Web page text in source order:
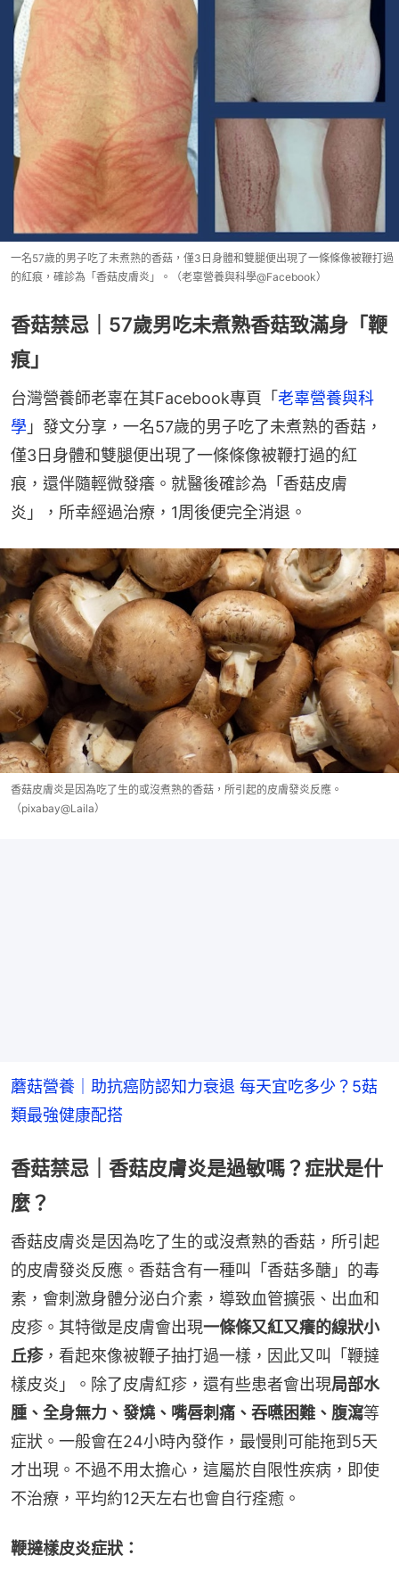
一名57歲的男子吃了未煮熟的香菇，僅3日身體和雙腿便出現了一條條像被鞭打過
的紅痕，確診為「香菇皮膚炎」。（老辜營養與科學@Facebook）
香菇禁忌｜57歲男吃未煮熟香菇致滿身「鞭
痕」
台灣營養師老辜在其Facebook專頁「 老辜營養與科
學 」發文分享，一名57歲的男子吃了未煮熟的香菇，
僅3日身體和雙腿便出現了一條條像被鞭打過的紅
痕，還伴隨輕微發癢。就醫後確診為「香菇皮膚
炎」，所幸經過治療，1周後便完全消退。
香菇皮膚炎是因為吃了生的或沒煮熟的香菇，所引起的皮膚發炎反應。
（pixabay@Laila）
蘑菇營養｜助抗癌防認知力衰退 每天宜吃多少？5菇
類最強健康配搭
香菇禁忌｜香菇皮膚炎是過敏嗎？症狀是什
麼？
香菇皮膚炎是因為吃了生的或沒煮熟的香菇，所引起
的皮膚發炎反應。香菇含有一種叫「香菇多醣」的毒
素，會刺激身體分泌白介素，導致血管擴張、出血和
皮疹。其特徵是皮膚會出現一條條又紅又癢的線狀小
丘疹，看起來像被鞭子抽打過一樣，因此又叫「鞭撻
樣皮炎」。除了皮膚紅疹，還有些患者會出現局部水
腫、全身無力、發燒、嘴唇刺痛、吞嚥困難、腹瀉等
症狀。一般會在24小時內發作，最慢則可能拖到5天
才出現。不過不用太擔心，這屬於自限性疾病，即使
不治療，平均約12天左右也會自行痊癒。
鞭撻樣皮炎症狀：